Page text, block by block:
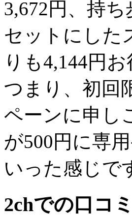
3,672円、持
セットにした
りも4,144円
つまり、初回
ペーンに申し
が500円に専
いった感じで
2chでの口コ